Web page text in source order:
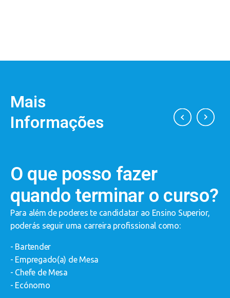
Mais
Informações
O que posso fazer
quando terminar o curso?
Para além de poderes te candidatar ao Ensino Superior,
poderás seguir uma carreira profissional como:
- Bartender
- Empregado(a) de Mesa
- Chefe de Mesa
- Ecónomo